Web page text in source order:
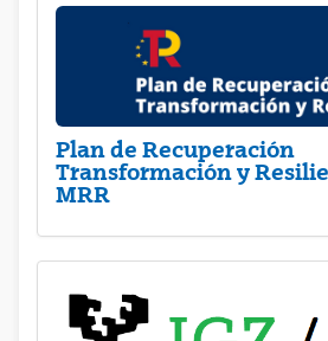
Plan de Recuperación
Transformación y
MRR